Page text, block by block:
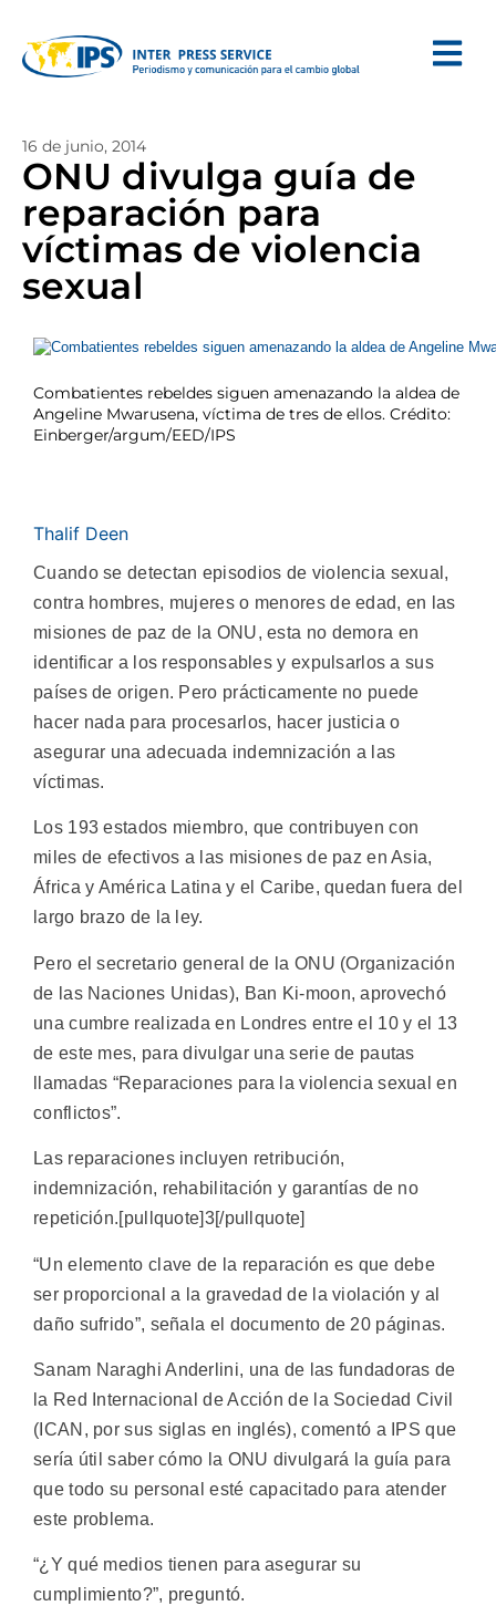
16 de junio, 2014
ONU divulga guía de
reparación para
víctimas de violencia
sexual
Combatientes rebeldes siguen amenazando la aldea de
Angeline Mwarusena, víctima de tres de ellos. Crédito:
Einberger/argum/EED/IPS
Thalif Deen
Cuando se detectan episodios de violencia sexual,
contra hombres, mujeres o menores de edad, en las
misiones de paz de la ONU, esta no demora en
identificar a los responsables y expulsarlos a sus
países de origen. Pero prácticamente no puede
hacer nada para procesarlos, hacer justicia o
asegurar una adecuada indemnización a las
víctimas.
Los 193 estados miembro, que contribuyen con
miles de efectivos a las misiones de paz en Asia,
África y América Latina y el Caribe, quedan fuera del
largo brazo de la ley.
Pero el secretario general de la ONU (Organización
de las Naciones Unidas), Ban Ki-moon, aprovechó
una cumbre realizada en Londres entre el 10 y el 13
de este mes, para divulgar una serie de pautas
llamadas “Reparaciones para la violencia sexual en
conflictos”.
Las reparaciones incluyen retribución,
indemnización, rehabilitación y garantías de no
repetición.[pullquote]3[/pullquote]
“Un elemento clave de la reparación es que debe
ser proporcional a la gravedad de la violación y al
daño sufrido”, señala el documento de 20 páginas.
Sanam Naraghi Anderlini, una de las fundadoras de
la Red Internacional de Acción de la Sociedad Civil
(ICAN, por sus siglas en inglés), comentó a IPS que
sería útil saber cómo la ONU divulgará la guía para
que todo su personal esté capacitado para atender
este problema.
“¿Y qué medios tienen para asegurar su
cumplimiento?”, preguntó.